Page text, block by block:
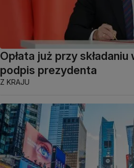
Opłata już przy
podpis prezydenta
Z KRAJU